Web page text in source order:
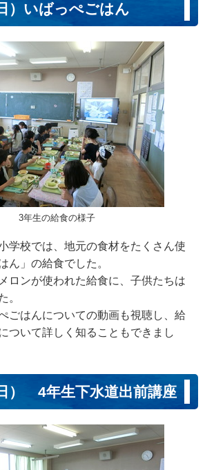
）いばっぺごはん
3年生の給食の様子
学校では、地元の食材をたくさん使
ん」の給食でした。
ロンが使われた給食に、子供たちは
。
ごはんについての動画も視聴し、給
ついて詳しく知ることもできまし
） 4年生下水道出前講座